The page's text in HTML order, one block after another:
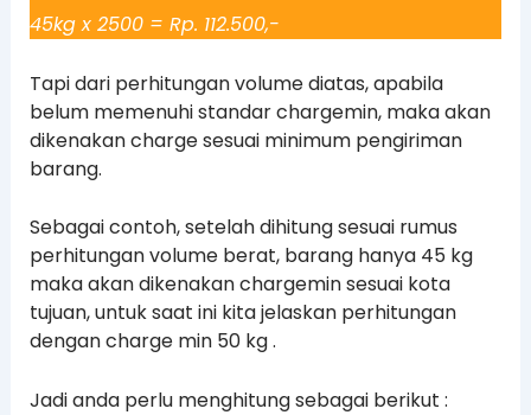
45kg x 2500 = Rp. 112.500,-
Tapi dari perhitungan volume diatas, apabila
belum memenuhi standar chargemin, maka akan
dikenakan charge sesuai minimum pengiriman
barang.
Sebagai contoh, setelah dihitung sesuai rumus
perhitungan volume berat, barang hanya 45 kg
maka akan dikenakan chargemin sesuai kota
tujuan, untuk saat ini kita jelaskan perhitungan
dengan charge min 50 kg .
Jadi anda perlu menghitung sebagai berikut :